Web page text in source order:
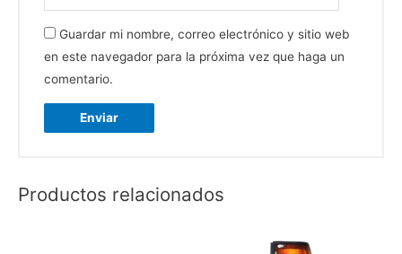
Guardar mi nombre, correo electrónico y sitio web
en este navegador para la próxima vez que haga un
comentario.
Productos relacionados